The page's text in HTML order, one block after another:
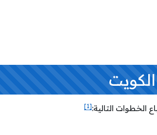
الخطوات التالية:[1]